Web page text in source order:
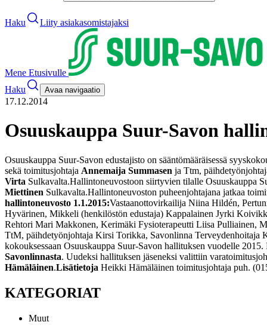
Haku Liity asiakasomistajaksi
Mene Etusivulle
Haku
Avaa navigaatio
17.12.2014
Osuuskauppa Suur-Savon
Osuuskauppa Suur-Savon edustajisto on sääntömääräisessä
sekä toimitusjohtaja Annemaija Summasen ja Ttm,
Virta Sulkavalta.Hallintoneuvostoon siirtyvien tilalle Osuuskauppa
Miettinen Sulkavalta.Hallintoneuvoston puheenjohtajana jatkaa
hallintoneuvosto 1.1.2015:Vastaanottovirkailija Niina Hildén,
Hyvärinen, Mikkeli (henkilöstön edustaja) Kappalainen Jyrki
Rehtori Mari Makkonen, Kerimäki Fysioterapeutti Liisa Pulliainen,
TtM, päihdetyönjohtaja Kirsi Torikka, Savonlinna Terveydenhoitaja
kokouksessaan Osuuskauppa Suur-Savon hallituksen vuodelle
Savonlinnasta. Uudeksi hallituksen jäseneksi valittiin
Hämäläinen.Lisätietoja Heikki Hämäläinen toimitusjohtaja puh.
KATEGORIAT
Muut